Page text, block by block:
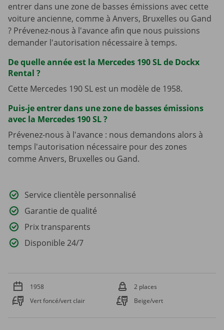
entrer dans une zone de basses émissions avec cette
voiture ancienne, comme à Anvers, Bruxelles ou Gand
? Prévenez-nous à l'avance afin que nous puissions
demander l'autorisation nécessaire à temps.
De quelle année est la Mercedes 190 SL de Dockx
Rental ?
Cette Mercedes 190 SL est un modèle de 1958.
Puis-je entrer dans une zone de basses émissions
avec la Mercedes 190 SL ?
Prévenez-nous à l'avance : nous demandons alors à
temps l'autorisation nécessaire pour des zones
comme Anvers, Bruxelles ou Gand.
Service clientèle personnalisé
Garantie de qualité
Prix transparents
Disponible 24/7
1958
2 places
Vert foncé/vert clair
Beige/vert